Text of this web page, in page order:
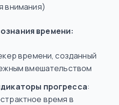
внимания)
времени:
времени, созданный
вмешательством
прогресса:
время в